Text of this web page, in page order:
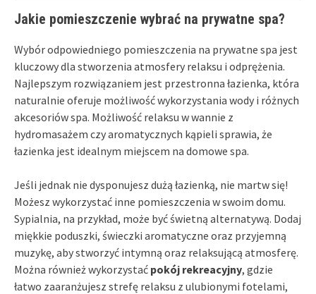
Jakie pomieszczenie wybrać na prywatne spa?
Wybór odpowiedniego pomieszczenia na prywatne spa jest
kluczowy dla stworzenia atmosfery relaksu i odprężenia.
Najlepszym rozwiązaniem jest przestronna łazienka, która
naturalnie oferuje możliwość wykorzystania wody i różnych
akcesoriów spa. Możliwość relaksu w wannie z
hydromasażem czy aromatycznych kąpieli sprawia, że
łazienka jest idealnym miejscem na domowe spa.
Jeśli jednak nie dysponujesz dużą łazienką, nie martw się!
Możesz wykorzystać inne pomieszczenia w swoim domu.
Sypialnia, na przykład, może być świetną alternatywą. Dodaj
miękkie poduszki, świeczki aromatyczne oraz przyjemną
muzykę, aby stworzyć intymną oraz relaksującą atmosferę.
Można również wykorzystać pokój rekreacyjny, gdzie
łatwo zaaranżujesz strefę relaksu z ulubionymi fotelami,